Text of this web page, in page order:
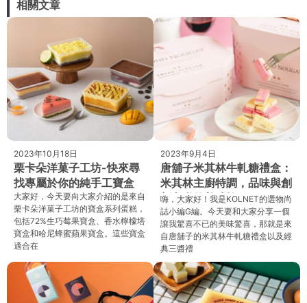
相關文章
2023年10月18日
栗卡朵洋菓子工坊-快來尋
找專屬於你的純手工寶盒
大家好，今天要向大家介紹的是來自​
栗卡朵洋菓子工坊​的寶盒系列蛋糕，
包括72%生巧莓果寶盒、香水檸檬塔
寶盒和哈尼蜂蜜蘋果寶盒。這些寶盒
適合在
2023年9月4日
唐舖子米其林牛軋糖禮盒：
米其林主廚特調，品味與創
新交織的美味旅程
嗨，大家好！我是KOLNET的選物尚
誌小編G編。今天要和大家分享一個
讓我驚喜不已的美味驚喜，那就是來
自唐舖子的米其林牛軋糖禮盒以及經
典三醬禮